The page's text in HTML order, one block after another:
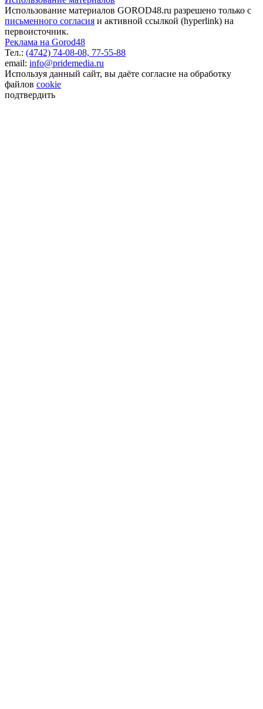
Использование материалов GOROD48.ru разрешено только с
письменного согласия и активной ссылкой (hyperlink) на
первоисточник.
Реклама на Gorod48
Тел.: (4742) 74-08-08, 77-55-88
email: info@pridemedia.ru
Используя данный сайт, вы даёте согласие на обработку
файлов cookie
подтвердить